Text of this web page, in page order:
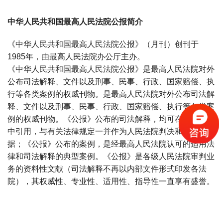
中华人民共和国最高人民法院公报简介
《中华人民共和国最高人民法院公报》（月刊）创刊于
1985年，由最高人民法院办公厅主办。
《中华人民共和国最高人民法院公报》是最高人民法院对外
公布司法解释、文件以及刑事、民事、行政、国家赔偿、执
行等各类案例的权威刊物。是最高人民法院对外公布司法解
释、文件以及刑事、民事、行政、国家赔偿、执行等各类案
例的权威刊物。《公报》公布的司法解释，均可在法律文书
中引用，与有关法律规定一并作为人民法院判决和裁定的依
据；《公报》公布的案例，是经最高人民法院认可的适用法
律和司法解释的典型案例。《公报》是各级人民法院审判业
务的资料性文献（司法解释不再以内部文件形式印发各法
院），其权威性、专业性、适用性、指导性一直享有盛誉。